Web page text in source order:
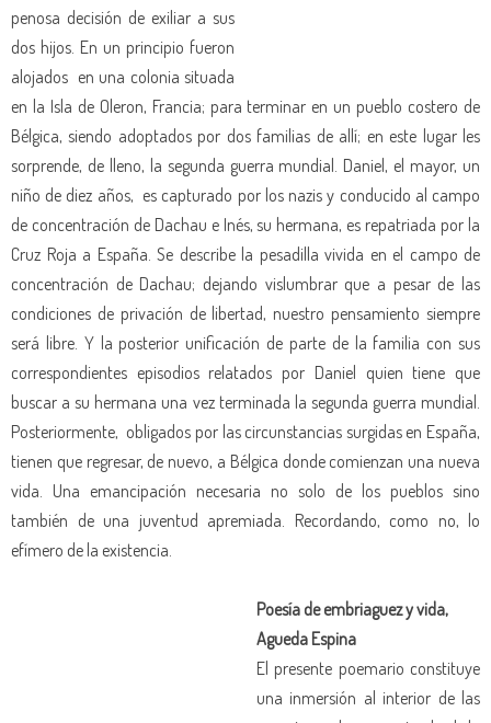
penosa decisión de exiliar a sus
dos hijos. En un principio fueron
alojados en una colonia situada
en la Isla de Oleron, Francia; para terminar en un pueblo costero de
Bélgica, siendo adoptados por dos familias de allí; en este lugar les
sorprende, de lleno, la segunda guerra mundial. Daniel, el mayor, un
niño de diez años, es capturado por los nazis y conducido al campo
de concentración de Dachau e Inés, su hermana, es repatriada por la
Cruz Roja a España. Se describe la pesadilla vivida en el campo de
concentración de Dachau; dejando vislumbrar que a pesar de las
condiciones de privación de libertad, nuestro pensamiento siempre
será libre. Y la posterior unificación de parte de la familia con sus
correspondientes episodios relatados por Daniel quien tiene que
buscar a su hermana una vez terminada la segunda guerra mundial.
Posteriormente, obligados por las circunstancias surgidas en España,
tienen que regresar, de nuevo, a Bélgica donde comienzan una nueva
vida. Una emancipación necesaria no solo de los pueblos sino
también de una juventud apremiada. Recordando, como no, lo
efímero de la existencia.
Poesía de embriaguez y vida,
Agueda Espina
El presente poemario constituye
una inmersión al interior de las